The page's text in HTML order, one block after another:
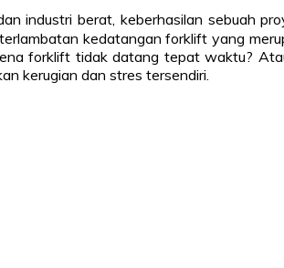
industri berat, keberhasilan sebuah
kedatangan forklift yang
forklift tidak datang tepat waktu?
kerugian dan stres tersendiri.